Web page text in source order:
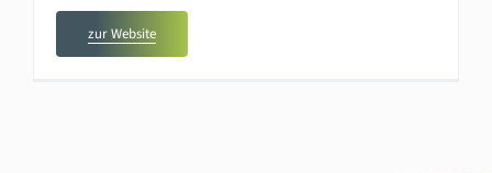
zur Website